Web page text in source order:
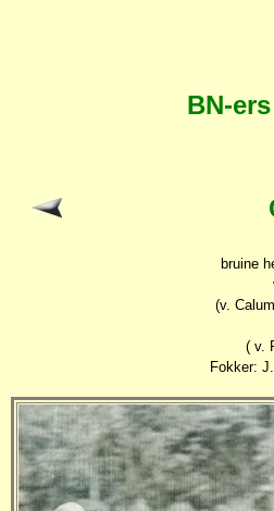
BN-
bruine
(v.
( v.
Fokker: